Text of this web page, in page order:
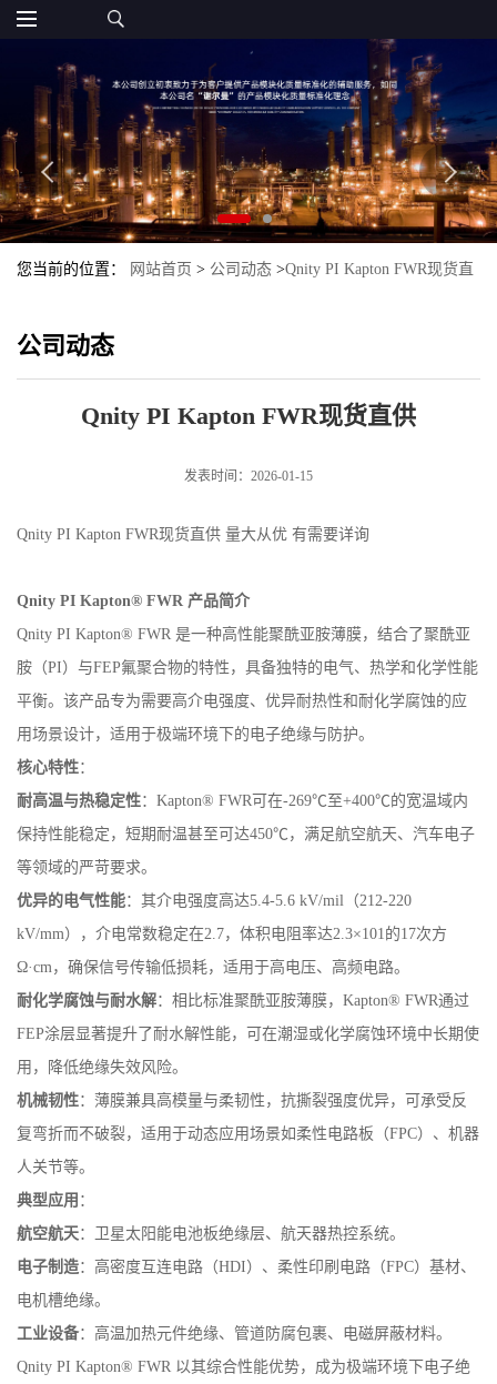
您当前的位置： 网站首页 > 公司动态 >Qnity PI Kapton FWR现货直
公司动态
Qnity PI Kapton FWR现货直供
发表时间：2026-01-15
Qnity PI Kapton FWR现货直供 量大从优 有需要详询
Qnity PI Kapton® FWR 产品简介
Qnity PI Kapton® FWR 是一种高性能聚酰亚胺薄膜，结合了聚酰亚
胺（PI）与FEP氟聚合物的特性，具备独特的电气、热学和化学性能
平衡。该产品专为需要高介电强度、优异耐热性和耐化学腐蚀的应
用场景设计，适用于极端环境下的电子绝缘与防护。
核心特性：
耐高温与热稳定性：Kapton® FWR可在-269℃至+400℃的宽温域内
保持性能稳定，短期耐温甚至可达450℃，满足航空航天、汽车电子
等领域的严苛要求。
优异的电气性能：其介电强度高达5.4-5.6 kV/mil（212-220
kV/mm），介电常数稳定在2.7，体积电阻率达2.3×101的17次方
Ω·cm，确保信号传输低损耗，适用于高电压、高频电路。
耐化学腐蚀与耐水解：相比标准聚酰亚胺薄膜，Kapton® FWR通过
FEP涂层显著提升了耐水解性能，可在潮湿或化学腐蚀环境中长期使
用，降低绝缘失效风险。
机械韧性：薄膜兼具高模量与柔韧性，抗撕裂强度优异，可承受反
复弯折而不破裂，适用于动态应用场景如柔性电路板（FPC）、机器
人关节等。
典型应用 ：
航空航天：卫星太阳能电池板绝缘层、航天器热控系统。
电子制造：高密度互连电路（HDI）、柔性印刷电路（FPC）基材、
电机槽绝缘。
工业设备：高温加热元件绝缘、管道防腐包裹、电磁屏蔽材料。
Qnity PI Kapton® FWR 以其综合性能优势，成为极端环境下电子绝